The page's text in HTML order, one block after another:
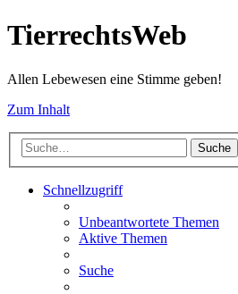
TierrechtsWeb
Allen Lebewesen eine Stimme geben!
Zum Inhalt
Suche
Schnellzugriff
Unbeantwortete Themen
Aktive Themen
Suche